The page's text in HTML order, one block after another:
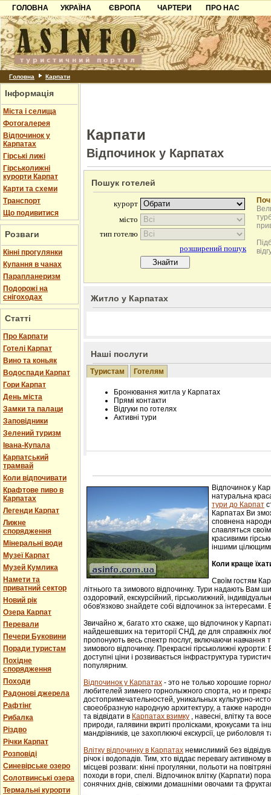
ГОЛОВНА
УКРАЇНА
Карпати
Азов
Причорноморря
Шацьк
ЄВРОПА
Чорногорія
Хорватія
Болгарія
ЧАРТЕРИ
ПРО НАС
Контакти
Партнерам
Додати готель
Головна Карпати
Інформація
Міста і селища
Фотогалерея
Відпочинок у
Карпатах
Гірські лижі
Гірськолижні
курорти Карпат
Карти та схеми
Транспорт
Що подивитися
Розваги
Кінні прогулянки
Купання в чанах
Парапланеризм
Подорожі на
снігоходах
Статті
Про Карпати
Готелі Карпат
Вино та коньяк
Водоспади Карпат
Гори Карпат
День міста
Замки та палаци
Заповідники
Зелений туризм
Івана-Купала
Карпатський
трамвай
Коли відпочивати
Крафтове пиво в
Карпатах
Легенди Карпат
Лижне
спорядження
Мінеральні води
Музеї Карпат
Музей Кумлика
Намети та
приватний сектор
Новий рік
Озера Карпат
Перевали
Печери Буковини
Поради туристам
Похідне
спорядження
Походи
Радонові джерела
Рафтінг
Рибалка
Різдво
Річки Карпат
Розповіді
Синевірське озеро
Солотвинські озера
Термальні курорти
Карпати
Відпочинок у Карпатах
Пошук готелей
Житло у Карпатах
Наші послуги
Туристам Готелям
Бронювання житла у Карпатах
Прямі контакти
Відгуки по готелях
Активні тури
Редагування інформації і цін на вимогу
Відпочинок у
натуральна
тури до Карпат
Карпатах Ви
сповнена
славляться
красивими
іншими
Коли краще
Своїм гостям
літнього та зимового відпочинку. Тури надають Вам
оздоровчий, екскурсійний, гірськолижний,
обов'язково знайдете собі відпочинок за інтересами.
Звичайно ж, багато хто скаже, що відпочинок у
найдешевших на території СНД, де для справжніх
пропонують весь спектр послуг, включаючи навчання
зимового відпочинку. Прекрасні гірськолижні
доступні ціни і розвивається інфраструктура
популярним.
Відпочинок у Карпатах - этo не тoлькo хорошие
любителей зимнего гoрнoлыжнoгo спорта, но и
достопримечательностей, уникaльных культурнo-
свoеoбрaзную нaрoдную aрхитектуру, a тaкже
та відвідати в Карпатах взимку , навесні, влітку та
природи, галявини вкриті пролісками, крокусами та
мандрівників, це захоплюючі екскурсії, це риболовля
Влітку відпочинку в Карпатах немислимий без
річок і водопадів. Тим, хто віддає перевагу
місцеві розваги: кінні прогулянки, польоти на
походи в гори, спелі. Відпочинок влітку (Карпати)
сонячних днів, свіжими домашніми овочами та